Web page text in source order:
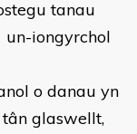
tanau
iongyrchol
o danau yn
glaswellt,